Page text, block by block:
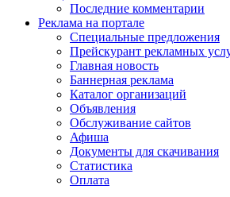
Последние комментарии
Реклама на портале
Специальные предложения
Прейскурант рекламных
Главная новость
Баннерная реклама
Каталог организаций
Объявления
Обслуживание сайтов
Афиша
Документы для скачивания
Статистика
Оплата